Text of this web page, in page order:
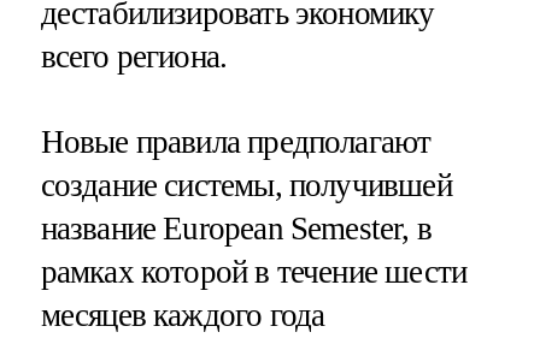
дестабилизировать экономику
всего региона.
Новые правила предполагают
создание системы, получившей
название European Semester, в
рамках которой в течение шести
месяцев каждого года